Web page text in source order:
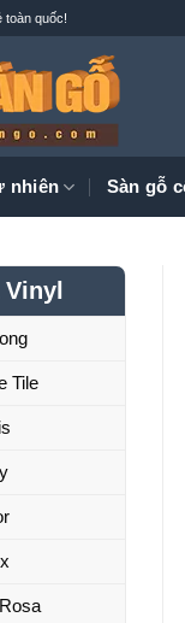
toàn quốc!
nhiên Sàn gỗ
Tile